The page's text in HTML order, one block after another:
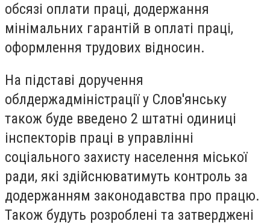
обсязі оплати праці, додержання
мінімальних гарантій в оплаті праці,
оформлення трудових відносин.
На підставі доручення
облдержадміністрації у Слов'янську
також буде введено 2 штатні одиниці
інспекторів праці в управлінні
соціального захисту населення міської
ради, які здійснюватимуть контроль за
додержанням законодавства про працю.
Також будуть розроблені та затверджені